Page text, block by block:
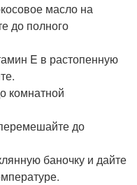
масло на
до полного
E в растопенную
комнатной
до
баночку и дайте